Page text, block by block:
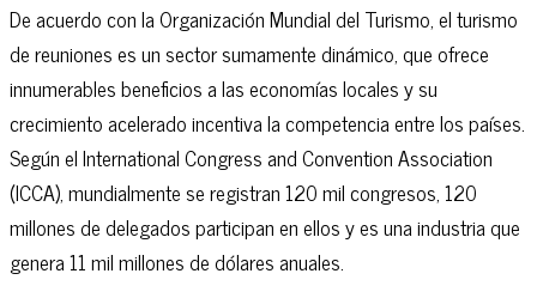
De acuerdo con la Organización Mundial del Turismo, el turismo
de reuniones es un sector sumamente dinámico, que ofrece
innumerables beneficios a las economías locales y su
crecimiento acelerado incentiva la competencia entre los países.
Según el International Congress and Convention Association
(ICCA), mundialmente se registran 120 mil congresos, 120
millones de delegados participan en ellos y es una industria que
genera 11 mil millones de dólares anuales.